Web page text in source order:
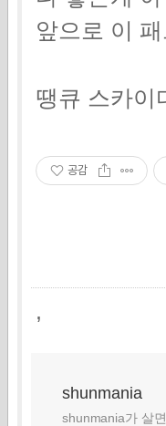
앞으로 이
땡큐 스카이
공감
,
shunmania
shunmania가 살